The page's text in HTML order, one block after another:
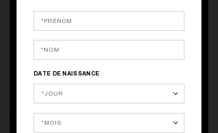
SERVICE 10 EURO SKU EXPRESS
DATE DE NAISSANCE